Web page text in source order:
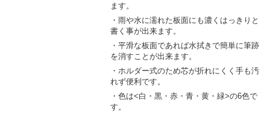
ます。
・雨や水に濡れた板面にも濃くはっきりと
書く事が出来ます。
・平滑な板面であれば水拭きで簡単に筆跡
を消すことが出来ます。
・ホルダー式のため芯が折れにくく手も汚
れず便利です。
・色は<白・黒・赤・青・黄・緑>の6色で
す。